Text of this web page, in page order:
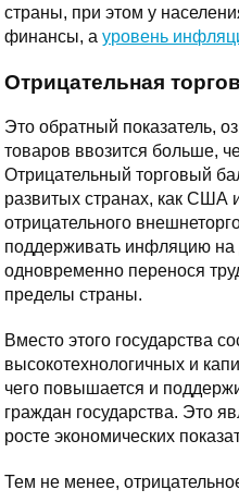
страны, при этом у
финансы, ауровень
Отрицательная
Это обратный показатель,
товаров ввозится больше,
Отрицательный торговый
развитых странах, как США
отрицательного
поддерживать инфляцию
одновременно перенося
пределы страны.
Вместо этого государства
высокотехнологичных и
чего повышается и
граждан государства. Это
росте экономических
Тем не менее,